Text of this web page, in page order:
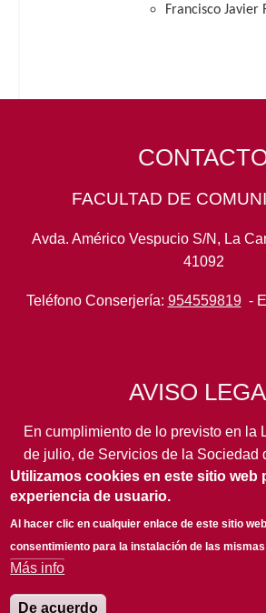
Francisco Javier
FACULTAD DE
Avda. Américo Vespucio S/N, La
41092
Teléfono Conserjería: 954559819-
AVISO
En cumplimiento de lo previsto en la
de julio, de Servicios de la Sociedad
de Comercio Electrónico, así como
legal aplicación, se pone en
usuarios de este portal de la
siguientes datos de información
Utilizamos cookies en este sitio web
experiencia de usuario.
Al hacer clic en cualquier enlace de este sitio
consentimiento para la instalación de las
Más info
De acuerdo